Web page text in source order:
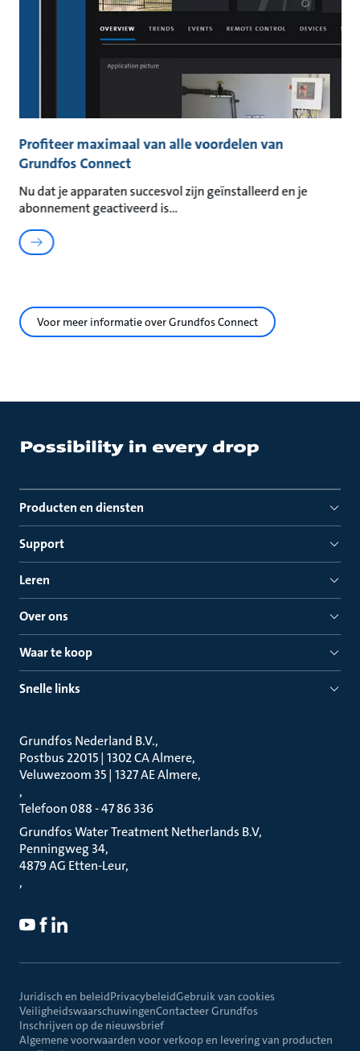
Profiteer maximaal van alle voordelen van
Grundfos Connect
Nu dat je apparaten succesvol zijn geïnstalleerd en je
abonnement geactiveerd is
Voor meer informatie over Grundfos Connect
Producten en diensten
Support
Leren
Over ons
Waar te koop
Snelle links
Grundfos Nederland B.V.
Postbus 22015 | 1302 CA Almere
Veluwezoom 35 | 1327 AE Almere
Telefoon 088 - 47 86 336
Grundfos Water Treatment Netherlands B.V
Penningweg 34
4879 AG Etten-Leur
Juridisch en beleidPrivacybeleidGebruik van cookies
VeiligheidswaarschuwingenContacteer Grundfos
Inschrijven op de nieuwsbrief
Algemene voorwaarden voor verkoop en levering van producten